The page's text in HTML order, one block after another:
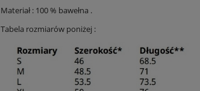
Materiał : 100 % bawełna .
Tabela rozmiarów poniżej :